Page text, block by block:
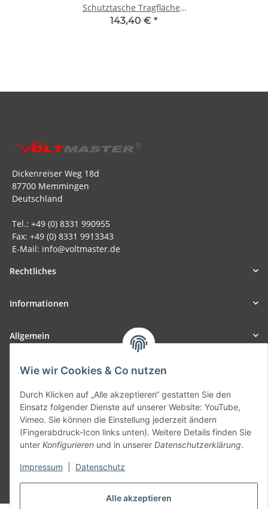
Alle akzeptieren
Wie wir Cookies & Co nutzen
Durch Klicken auf „Alle akzeptieren“ gestatten Sie den
Einsatz folgender Dienste auf unserer Website: YouTube,
Vimeo. Sie können die Einstellung jederzeit ändern
(Fingerabdruck-Icon links unten). Weitere Details finden Sie
unter Konfigurieren und in unserer Datenschutzerklärung.
Impressum Datenschutz
Schutztasche Tragflächen
und Leitwerk
143,40 € *
Dickenreiser Weg 18d
87700 Memmingen
Deutschland
Tel.: +49 (0) 8331 990955
Fax: +49 (0) 8331 9913343
E-Mail: info@voltmaster.de
Rechtliches
Informationen
Allgemein
Teil unseres Netzwerks:
Vertrag widerrufen